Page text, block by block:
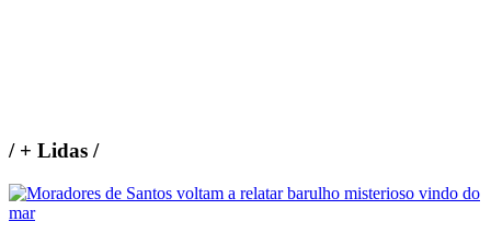
/+ Lidas /